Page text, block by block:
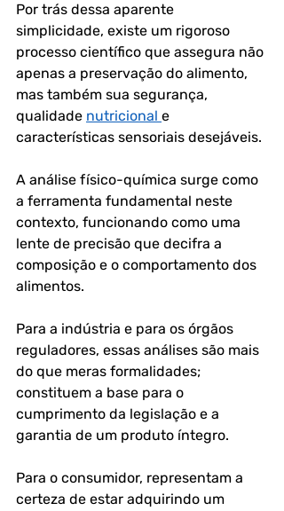
Por trás dessa aparente
simplicidade, existe um rigoroso
processo científico que assegura não
apenas a preservação do alimento,
mas também sua segurança,
qualidade nutricional e
características sensoriais desejáveis.
A análise físico-química surge como
a ferramenta fundamental neste
contexto, funcionando como uma
lente de precisão que decifra a
composição e o comportamento dos
alimentos.
Para a indústria e para os órgãos
reguladores, essas análises são mais
do que meras formalidades;
constituem a base para o
cumprimento da legislação e a
garantia de um produto íntegro.
Para o consumidor, representam a
certeza de estar adquirindo um